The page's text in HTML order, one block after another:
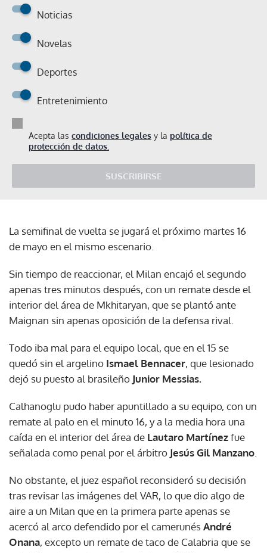
Noticias
Novelas
Deportes
Entretenimiento
Acepta las condiciones legales y la política de
protección de datos.
SUSCRIBIRSE
La semifinal de vuelta se jugará el próximo martes 16
de mayo en el mismo escenario.
Sin tiempo de reaccionar, el Milan encajó el segundo
apenas tres minutos después, con un remate desde el
interior del área de Mkhitaryan, que se plantó ante
Maignan sin apenas oposición de la defensa rival.
Todo iba mal para el equipo local, que en el 15 se
quedó sin el argelino Ismael Bennacer, que lesionado
dejó su puesto al brasileño Junior Messias.
Calhanoglu pudo haber apuntillado a su equipo, con un
remate al palo en el minuto 16, y a la media hora una
caída en el interior del área de Lautaro Martínezfue
señalada como penal por el árbitro Jesús Gil Manzano
No obstante, el juez español reconsideró su decisión
tras revisar las imágenes del VAR, lo que dio algo de
aire a un Milan que en la primera parte apenas se
acercó al arco defendido por el camerunésAndré
Onana, excepto un remate de taco de Calabria que se